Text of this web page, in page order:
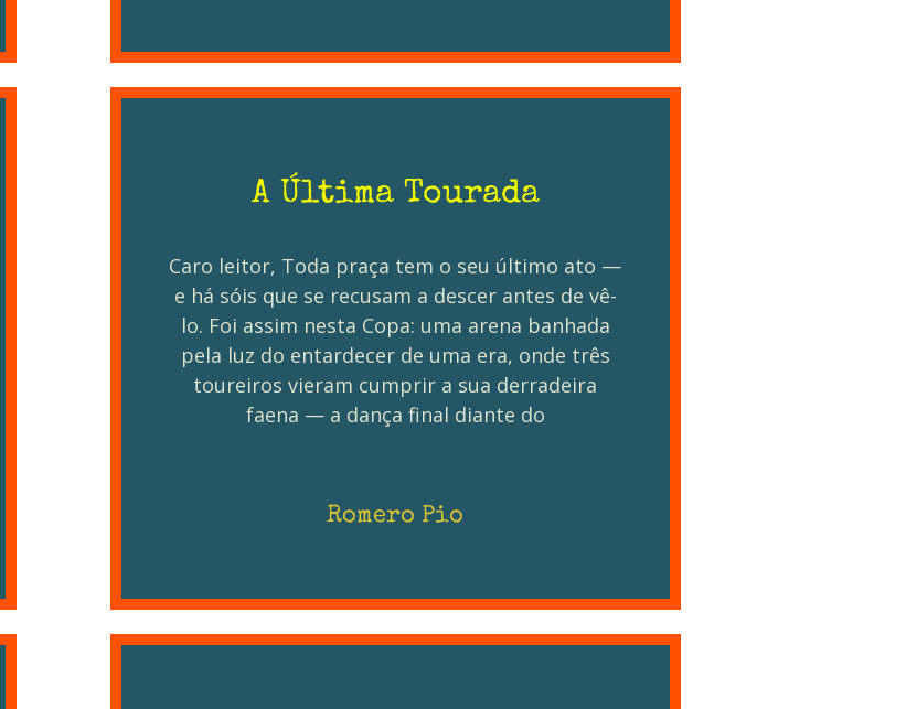
A Última Tourada
Caro leitor, Toda praça tem o seu último ato —
e há sóis que se recusam a descer antes de vê-
lo. Foi assim nesta Copa: uma arena banhada
pela luz do entardecer de uma era, onde três
toureiros vieram cumprir a sua derradeira
faena — a dança final diante do
Romero Pio